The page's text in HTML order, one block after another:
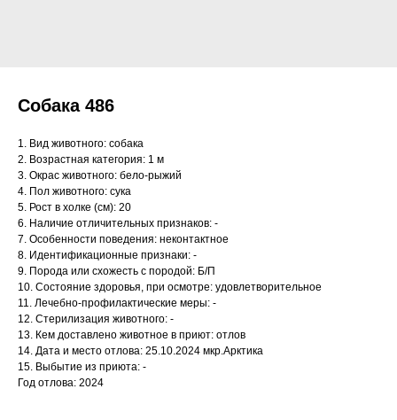
Собака 486
1. Вид животного: собака
2. Возрастная категория: 1 м
3. Окрас животного: бело-рыжий
4. Пол животного: сука
5. Рост в холке (см): 20
6. Наличие отличительных признаков: -
7. Особенности поведения: неконтактное
8. Идентификационные признаки: -
9. Порода или схожесть с породой: Б/П
10. Состояние здоровья, при осмотре: удовлетворительное
11. Лечебно-профилактические меры: -
12. Стерилизация животного: -
13. Кем доставлено животное в приют: отлов
14. Дата и место отлова: 25.10.2024 мкр.Арктика
15. Выбытие из приюта: -
Год отлова: 2024